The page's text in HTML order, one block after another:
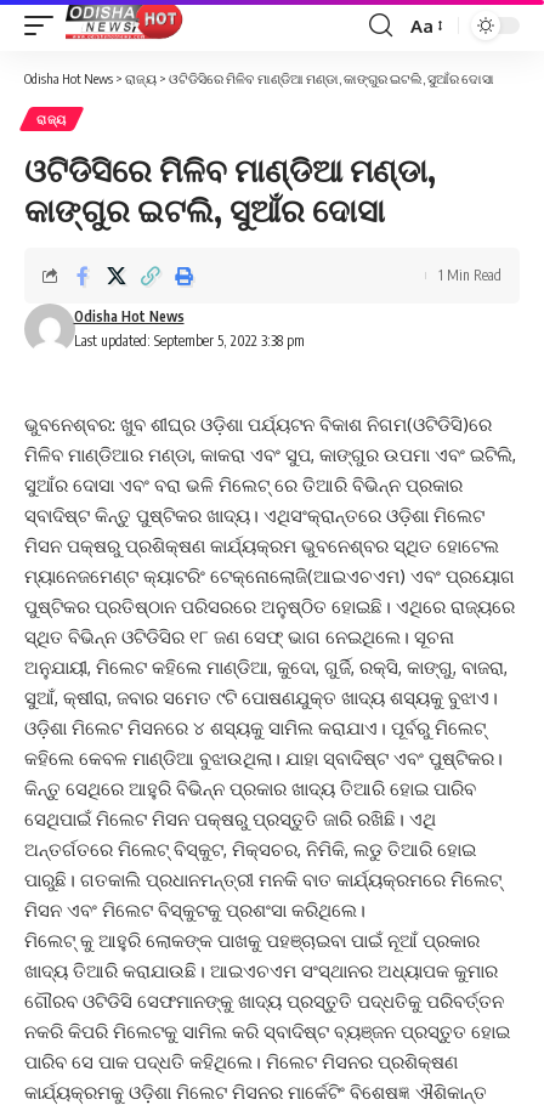
Font
Resizer
Aa
Odisha Hot News > ରାଜ୍ୟ > ଓଟିଡିସିରେ ମିଳିବ ମାଣ୍ଡିଆ ମଣ୍ଡା, କାଙ୍ଗୁର ଇଟଲି, ସୁଆଁର ଦୋସା
ରାଜ୍ୟ
ଓଟିଡିସିରେ ମିଳିବ ମାଣ୍ଡିଆ ମଣ୍ଡା,
କାଙ୍ଗୁର ଇଟଲି, ସୁଆଁର ଦୋସା
Last updated: September 5, 2022 3:38 pm
Odisha Hot News
1 Min Read
ଭୁବନେଶ୍ବର: ଖୁବ ଶୀଘ୍ର ଓଡ଼ିଶା ପର୍ଯ୍ୟଟନ ବିକାଶ ନିଗମ(ଓଟିଡିସି)ରେ
ମିଳିବ ମାଣ୍ଡିଆର ମଣ୍ଡା, କାକରା ଏବଂ ସୁପ, କାଙ୍ଗୁର ଉପମା ଏବଂ ଇଟିଲି,
ସୁଆଁର ଦୋସା ଏବଂ ବରା ଭଳି ମିଲେଟ୍ ରେ ତିଆରି ବିଭିନ୍ନ ପ୍ରକାର
ସ୍ବାଦିଷ୍ଟ କିନ୍ତୁ ପୁଷ୍ଟିକର ଖାଦ୍ୟ। ଏଥିସଂକ୍ରାନ୍ତରେ ଓଡ଼ିଶା ମିଲେଟ
ମିସନ ପକ୍ଷରୁ ପ୍ରଶିକ୍ଷଣ କାର୍ଯ୍ୟକ୍ରମ ଭୁବନେଶ୍ବର ସ୍ଥିତ ହୋଟେଲ
ମ୍ୟାନେଜମେଣ୍ଟ କ୍ୟାଟରିଂ ଟେକ୍ନୋଲୋଜି(ଆଇଏଚଏମ) ଏବଂ ପ୍ରୟୋଗ
ପୁଷ୍ଟିକର ପ୍ରତିଷ୍ଠାନ ପରିସରରେ ଅନୁଷ୍ଠିତ ହୋଇଛି। ଏଥିରେ ରାଜ୍ୟରେ
ସ୍ଥିତ ବିଭିନ୍ନ ଓଟିଡିସିର ୧୮ ଜଣ ସେଫ୍ ଭାଗ ନେଇଥିଲେ। ସୂଚନା
ଅନୁଯାୟୀ, ମିଲେଟ କହିଲେ ମାଣ୍ଡିଆ, କୁଦୋ, ଗୁର୍ଜି, ରକ୍ସି, କାଙ୍ଗୁ, ବାଜରା,
ସୁଆଁ, କ୍ଷୀରା, ଜବାର ସମେତ ୯ଟି ପୋଷଣଯୁକ୍ତ ଖାଦ୍ୟ ଶସ୍ୟକୁ ବୁଝାଏ।
ଓଡ଼ିଶା ମିଲେଟ ମିସନରେ ୪ ଶସ୍ୟକୁ ସାମିଲ କରାଯାଏ। ପୂର୍ବରୁ ମିଲେଟ୍
କହିଲେ କେବଳ ମାଣ୍ଡିଆ ବୁଝାଉଥିଲା। ଯାହା ସ୍ବାଦିଷ୍ଟ ଏବଂ ପୁଷ୍ଟିକର।
କିନ୍ତୁ ସେଥିରେ ଆହୁରି ବିଭିନ୍ନ ପ୍ରକାର ଖାଦ୍ୟ ତିଆରି ହୋଇ ପାରିବ
ସେଥିପାଇଁ ମିଲେଟ ମିସନ ପକ୍ଷରୁ ପ୍ରସ୍ତୁତି ଜାରି ରଖିଛି। ଏଥି
ଅନ୍ତର୍ଗତରେ ମିଲେଟ୍ ବିସ୍କୁଟ, ମିକ୍ସଚର, ନିମିକି, ଲଡୁ ତିଆରି ହୋଇ
ପାରୁଛି। ଗତକାଲି ପ୍ରଧାନମନ୍ତ୍ରୀ ମନକି ବାତ କାର୍ଯ୍ୟକ୍ରମରେ ମିଲେଟ୍
ମିସନ ଏବଂ ମିଲେଟ ବିସ୍କୁଟକୁ ପ୍ରଶଂସା କରିଥିଲେ।
ମିଲେଟ୍ କୁ ଆହୁରି ଲୋକଙ୍କ ପାଖକୁ ପହଞ୍ଚାଇବା ପାଇଁ ନୂଆଁ ପ୍ରକାର
ଖାଦ୍ୟ ତିଆରି କରାଯାଉଛି। ଆଇଏଚଏମ ସଂସ୍ଥାନର ଅଧ୍ୟାପକ କୁମାର
ଗୌରବ ଓଟିଡିସି ସେଫମାନଙ୍କୁ ଖାଦ୍ୟ ପ୍ରସ୍ତୁତି ପଦ୍ଧତିକୁ ପରିବର୍ତ୍ତନ
ନକରି କିପରି ମିଲେଟକୁ ସାମିଲ କରି ସ୍ବାଦିଷ୍ଟ ବ୍ୟଞ୍ଜନ ପ୍ରସ୍ତୁତ ହୋଇ
ପାରିବ ସେ ପାକ ପଦ୍ଧତି କହିଥିଲେ। ମିଲେଟ ମିସନର ପ୍ରଶିକ୍ଷଣ
କାର୍ଯ୍ୟକ୍ରମକୁ ଓଡ଼ିଶା ମିଲେଟ ମିସନର ମାର୍କେଟିଂ ବିଶେଷଜ୍ଞ ଐଶିକାନ୍ତ